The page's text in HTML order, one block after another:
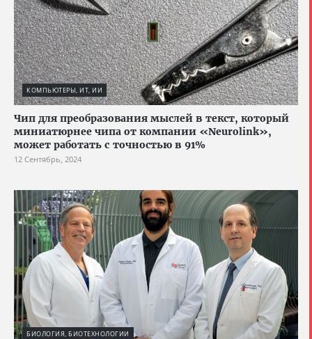
КОМПЬЮТЕРЫ, ИТ, ИИ
Чип для преобразования мыслей в текст, который
миниатюрнее чипа от компании «Neurolink»,
может работать с точностью в 91%
12 Сентябрь, 2024
БИОЛОГИЯ, БИОТЕХНОЛОГИИ